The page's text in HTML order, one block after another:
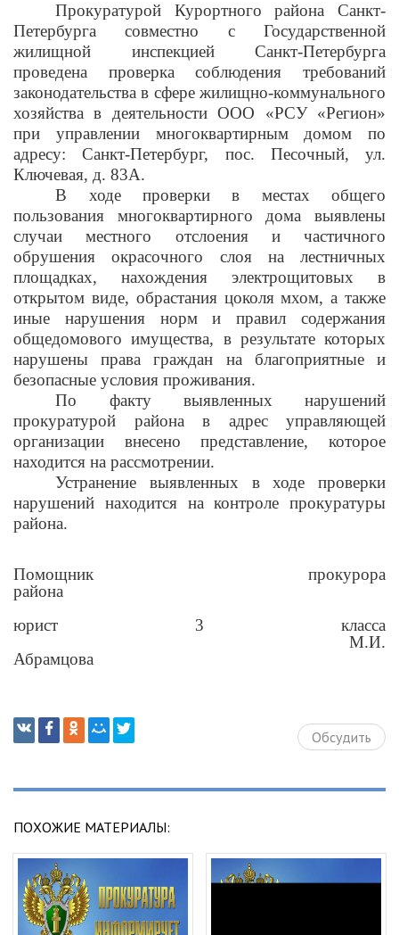
Прокуратурой Курортного района Санкт-
Петербурга совместно с Государственной
жилищной инспекцией Санкт-Петербурга
проведена проверка соблюдения требований
законодательства в сфере жилищно-коммунального
хозяйства в деятельности ООО «РСУ «Регион»
при управлении многоквартирным домом по
адресу: Санкт-Петербург, пос. Песочный, ул.
Ключевая, д. 83А.
В ходе проверки в местах общего
пользования многоквартирного дома выявлены
случаи местного отслоения и частичного
обрушения окрасочного слоя на лестничных
площадках, нахождения электрощитовых в
открытом виде, обрастания цоколя мхом, а также
иные нарушения норм и правил содержания
общедомового имущества, в результате которых
нарушены права граждан на благоприятные и
безопасные условия проживания.
По факту выявленных нарушений
прокуратурой района в адрес управляющей
организации внесено представление, которое
находится на рассмотрении.
Устранение выявленных в ходе проверки
нарушений находится на контроле прокуратуры
района.
Помощник прокурора
района
юрист 3 класса
М.И.
Абрамцова
Обсудить
ПОХОЖИЕ МАТЕРИАЛЫ: